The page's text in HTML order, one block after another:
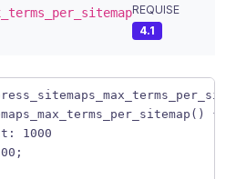
REQUISE
4.1
{
1000